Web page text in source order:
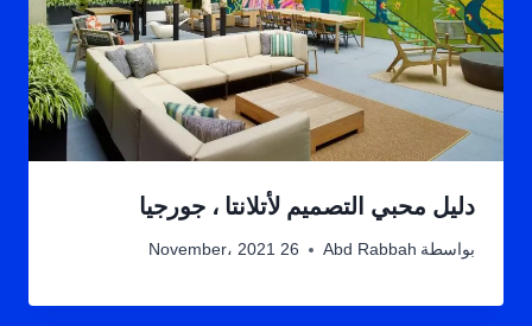
دليل محبي التصميم لأتلانتا ، جورجيا
بواسطة Abd Rabbah 26 November، 2021